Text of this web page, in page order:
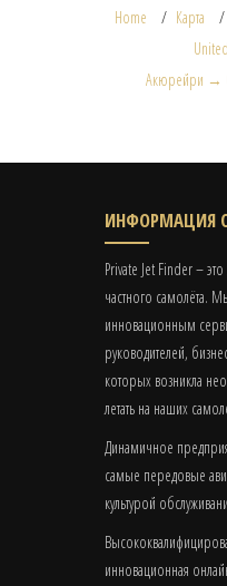
Home Карта
Акюрейри →
ИНФОРМАЦИЯ
Private Jet Finder –
частного самолёта.
инновационным
руководителей,
которых возникла
летать на наших
Динамичное
самые передовые
культурой
инновационная